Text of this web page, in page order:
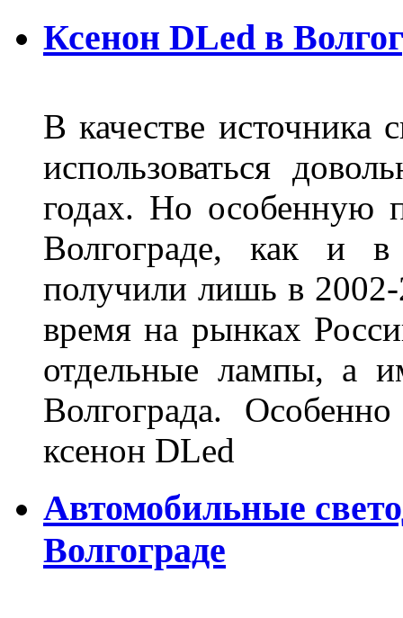
Ксенон DLed в
В качестве источника
использоваться
годах. Но особенную
Волгограде, как и
получили лишь в
время на рынках
отдельные лампы, а
Волгограда.
ксенон DLed
Автомобильные
Волгограде